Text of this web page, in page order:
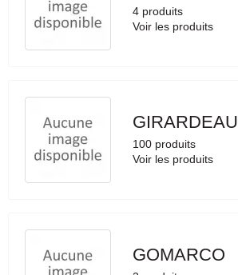
4 produits
Voir les produits
GIRARDEAU
100 produits
Voir les produits
GOMARCO